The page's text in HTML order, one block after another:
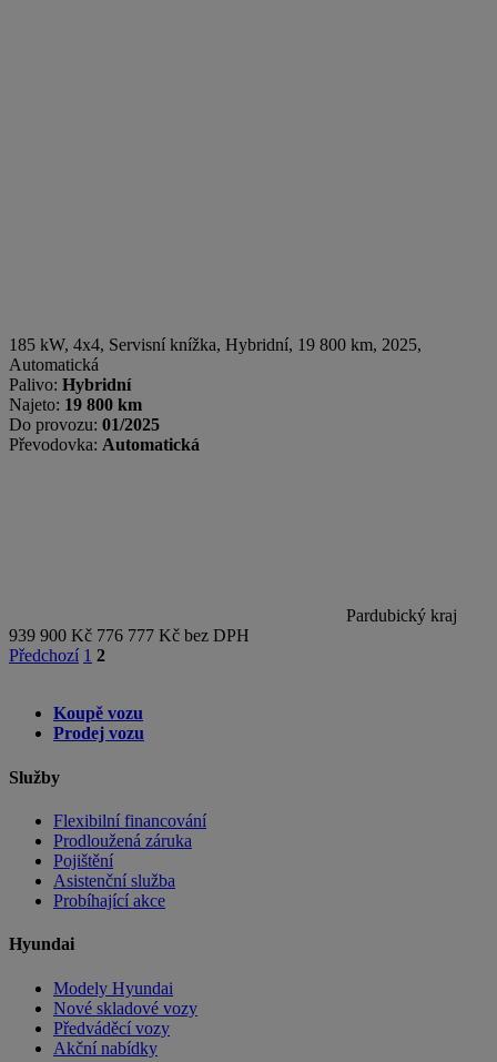
185 kW, 4x4, Servisní knížka, Hybridní, 19 800 km, 2025,
Automatická
Palivo: Hybridní
Najeto: 19 800 km
Do provozu: 01/2025
Převodovka: Automatická
Pardubický kraj
939 900 Kč 776 777 Kč bez DPH
Předchozí 1 2
Koupě vozu
Prodej vozu
Služby
Flexibilní financování
Prodloužená záruka
Pojištění
Asistenční služba
Probíhající akce
Hyundai
Modely Hyundai
Nové skladové vozy
Předváděcí vozy
Akční nabídky